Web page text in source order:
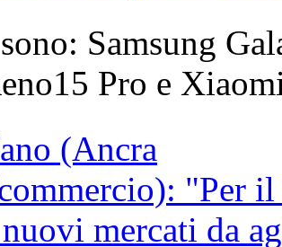
Samsung
Pro e